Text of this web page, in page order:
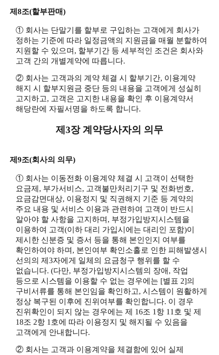
제8조(할부판매)
① 회사는 단말기를 할부로 구입하는 고객에게 회사가
정하는 기준에 따라 일정금액의 지원금을 매월 분할하여
지원할 수 있으며, 할부기간 등 세부적인 조건은 회사와
고객 간의 개별계약에 따릅니다.
② 회사는 고객과의 계약 체결 시 할부기간, 이용계약
해지 시 할부지원금 중단 등의 내용을 고객에게 성실히
고지하고, 고객은 고지한 내용을 확인 후 이용계약서
해당란에 자필서명을 하도록 합니다.
제3장 계약당사자의 의무
제9조(회사의 의무)
① 회사는 이동전화 이용계약 체결 시 고객이 선택한
요금제, 부가서비스, 고객불만처리기구 및 전화번호,
요금감면대상, 이용정지 및 직권해지 기준 등 계약의
주요 내용 및 서비스 이용과 관련하여 고객이 반드시
알아야 할 사항을 고지하며, 부정가입방지시스템을
이용하여 고객(이하 대리 가입시에는 대리인 포함)이
제시한 신분증 및 증서 등을 통해 본인인지 여부를
확인하여야 하며, 본인여부 확인소홀로 인한 피해발생시
선의의 제3자에게 일체의 요금청구 행위를 할 수
없습니다. (다만, 부정가입방지시스템의 장애, 작업
등으로 시스템을 이용할 수 없는 경우에는 [별표 2]의
구비서류를 통해 본인임을 확인하고, 시스템이 원활하게
정상 복구된 이후에 진위여부를 확인합니다. 이 경우
진위확인이 되지 않는 경우에는 제 16조 1항 11호 및 제
18조 2항 1호에 따라 이용정지 및 해지될 수 있음을
고객에게 안내합니다.
② 회사는 고객과 이용계약을 체결함에 있어 실제